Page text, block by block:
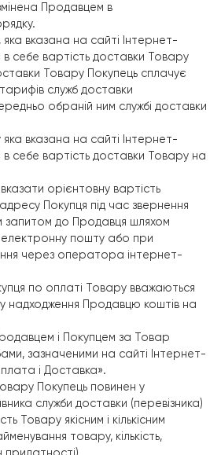
передавати його персональні
яких додаткових повідомлень
замовлення Покупця.
персональних даних
захист персональних даних”
послуги визначаються
на сайті Інтернет-магазину. Всі
вказані на сайті у гривнях з
послуги можуть змінюватися
порядку залежно від
При цьому ціна окремої одиниці
оплачена Покупцем в повному
змінена Продавцем в
яка вказана на сайті Інтернет-
в себе вартість доставки
доставки Товару Покупець
тарифів служб доставки
обраній ним службі
яка вказана на сайті Інтернет-
в себе вартість доставки